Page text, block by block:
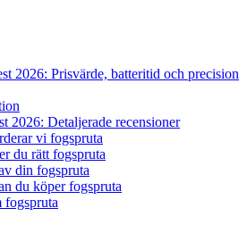
2026: Prisvärde, batteritid och precision
2026: Detaljerade recensioner
vi fogspruta
du rätt fogspruta
din fogspruta
du köper fogspruta
fogspruta